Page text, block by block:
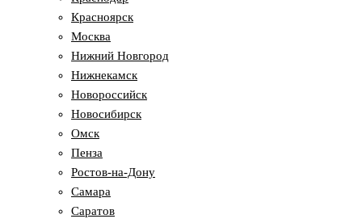
Красноярск
Москва
Нижний Новгород
Нижнекамск
Новороссийск
Новосибирск
Омск
Пенза
Ростов-на-Дону
Самара
Саратов